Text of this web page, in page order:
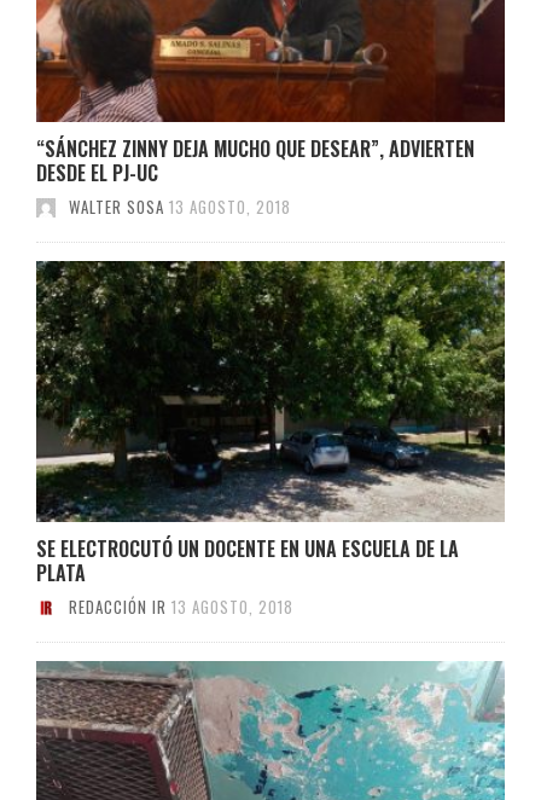
“SÁNCHEZ ZINNY DEJA MUCHO QUE DESEAR”, ADVIERTEN
DESDE EL PJ-UC
WALTER SOSA 13 AGOSTO, 2018
SE ELECTROCUTÓ UN DOCENTE EN UNA ESCUELA DE LA
PLATA
REDACCIÓN IR 13 AGOSTO, 2018